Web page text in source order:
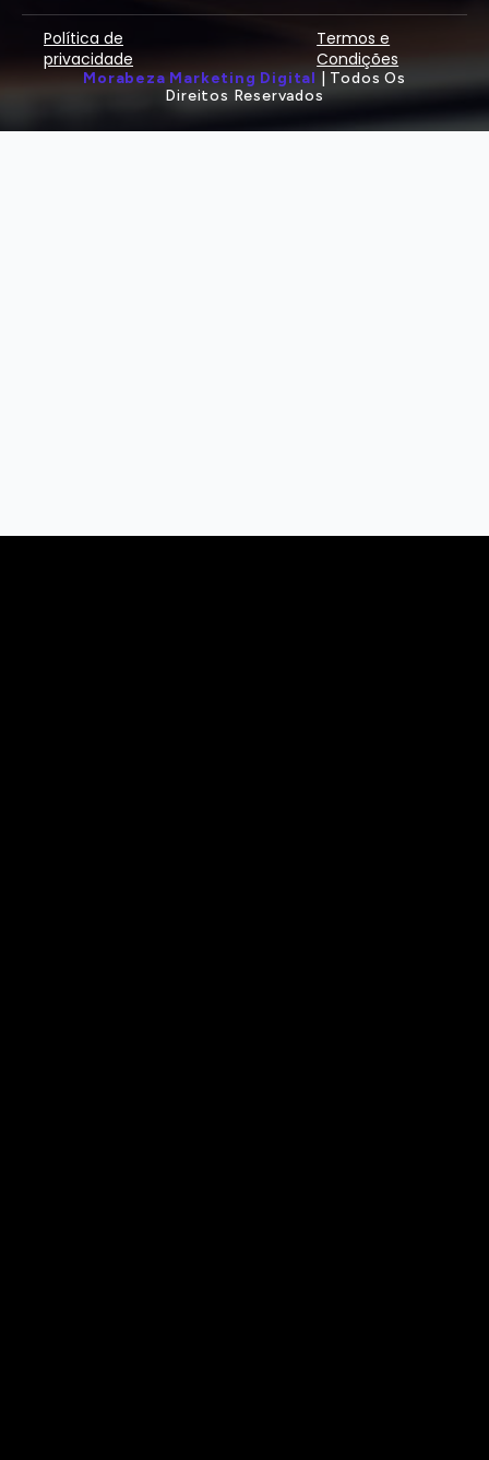
Política de
privacidade
Termos e
Condições
Morabeza Marketing Digital
| Todos Os
Direitos Reservados